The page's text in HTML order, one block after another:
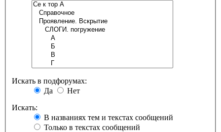
Искать в подфорумах:
Да
Нет
Искать:
В названиях тем и текстах сообщений
Только в текстах сообщений